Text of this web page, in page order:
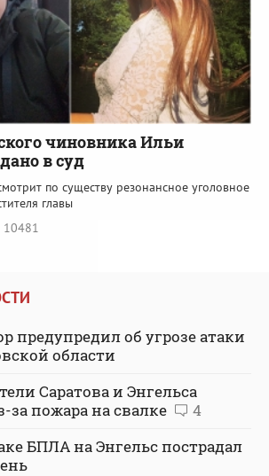
чиновника Ильи
в суд
по существу резонансное уголовное
главы
10481
предупредил об угрозе атаки
области
Саратова и Энгельса
за пожара на свалке
4
БПЛА на Энгельс пострадал